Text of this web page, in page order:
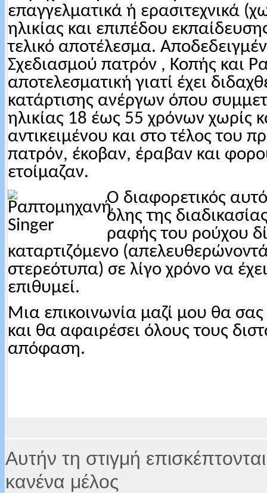
επαγγελματικά ή ερασιτεχνικά
ηλικίας και επιπέδου
τελικό αποτέλεσμα.
Σχεδιασμού πατρόν , Κοπής και
αποτελεσματική γιατί έχει
κατάρτισης ανέργων όπου
ηλικίας 18 έως 55 χρόνων χωρίς
αντικειμένου και στο τέλος του
πατρόν, έκοβαν, έραβαν και
ετοίμαζαν.
Ο διαφορετικός
όλης της
ραφής του ρούχου
καταρτιζόμενο
στερεότυπα) σε λίγο χρόνο να
επιθυμεί.
Μια επικοινωνία μαζί μου θα σας
και θα αφαιρέσει όλους τους
απόφαση.
Αυτήν τη στιγμή
κανένα μέλος